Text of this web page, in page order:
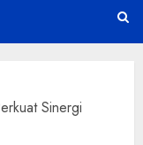
Sinergi